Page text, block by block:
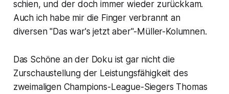
schien, und der doch immer wieder zurückkam.
Auch ich habe mir die Finger verbrannt an
diversen "Das war's jetzt aber"-Müller-Kolumnen.
Das Schöne an der Doku ist gar nicht die
Zurschaustellung der Leistungsfähigkeit des
zweimaligen Champions-League-Siegers Thomas